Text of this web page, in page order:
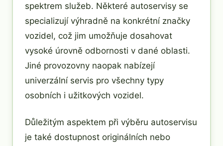
spektrem služeb. Některé autoservisy se
specializují výhradně na konkrétní značky
vozidel, což jim umožňuje dosahovat
vysoké úrovně odbornosti v dané oblasti.
Jiné provozovny naopak nabízejí
univerzální servis pro všechny typy
osobních i užitkových vozidel.
Důležitým aspektem při výběru autoservisu
je také dostupnost originálních nebo